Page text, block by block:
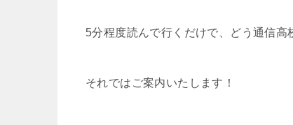
5分程度読んで行くだけで、どう通信高
それではご案内いたします！